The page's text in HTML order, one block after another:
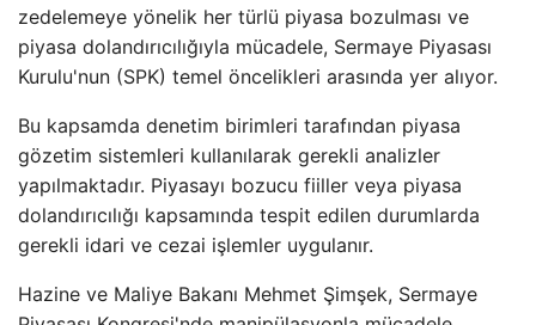
zedelemeye yönelik her türlü piyasa bozulması ve
piyasa dolandırıcılığıyla mücadele, Sermaye Piyasası
Kurulu'nun (SPK) temel öncelikleri arasında yer alıyor.
Bu kapsamda denetim birimleri tarafından piyasa
gözetim sistemleri kullanılarak gerekli analizler
yapılmaktadır. Piyasayı bozucu fiiller veya piyasa
dolandırıcılığı kapsamında tespit edilen durumlarda
gerekli idari ve cezai işlemler uygulanır.
Hazine ve Maliye Bakanı Mehmet Şimşek, Sermaye